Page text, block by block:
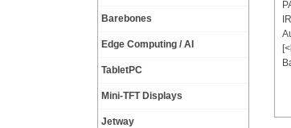
Barebones
Edge Computing / AI
TabletPC
Mini-TFT Displays
Jetway